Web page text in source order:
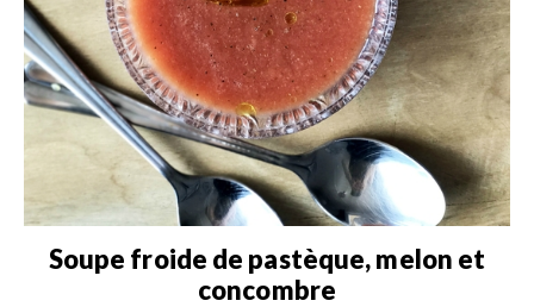
Soupe froide de pastèque, melon et
concombre